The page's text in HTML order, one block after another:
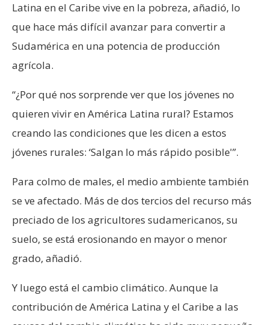
Latina en el Caribe vive en la pobreza, añadió, lo
que hace más difícil avanzar para convertir a
Sudamérica en una potencia de producción
agrícola.
“¿Por qué nos sorprende ver que los jóvenes no
quieren vivir en América Latina rural? Estamos
creando las condiciones que les dicen a estos
jóvenes rurales: ‘Salgan lo más rápido posible'”.
Para colmo de males, el medio ambiente también
se ve afectado. Más de dos tercios del recurso más
preciado de los agricultores sudamericanos, su
suelo, se está erosionando en mayor o menor
grado, añadió.
Y luego está el cambio climático. Aunque la
contribución de América Latina y el Caribe a las